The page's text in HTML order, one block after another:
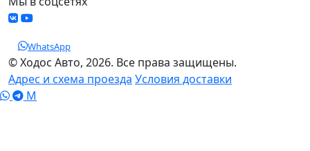
WhatsApp
© Ходос Авто, 2026. Все права защищены.
Адрес и схема проезда Условия доставки
M